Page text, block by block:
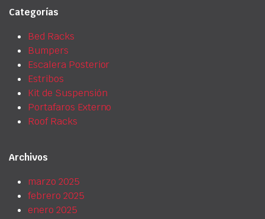
Categorías
Bed Racks
Bumpers
Escalera Posterior
Estribos
Kit de Suspensión
Portafaros Externo
Roof Racks
Archivos
marzo 2025
febrero 2025
enero 2025